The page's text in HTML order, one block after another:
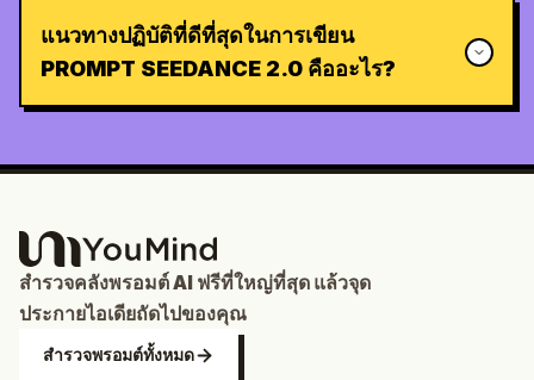
แนวทางปฏิบัติที่ดีที่สุดในการเขียน
PROMPT SEEDANCE 2.0 คืออะไร?
สำรวจคลังพรอมต์ AI ฟรีที่ใหญ่ที่สุด แล้วจุด
ประกายไอเดียถัดไปของคุณ
สำรวจพรอมต์ทั้งหมด